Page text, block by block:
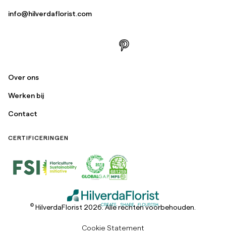
info@hilverdaflorist.com
Over ons
Werken bij
Contact
CERTIFICERINGEN
© HilverdaFlorist 2026. Alle rechten voorbehouden.
Cookie Statement